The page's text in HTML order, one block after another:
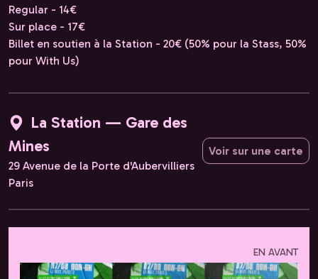
Regular - 14€
Sur place - 17€
Billet en soutien à la Station - 20€ (50% pour la Stass, 50%
pour With Us)
La Station — Gare des
Mines
29 Avenue de la Porte d'Aubervilliers
Paris
Voir sur une carte
EN AVANT